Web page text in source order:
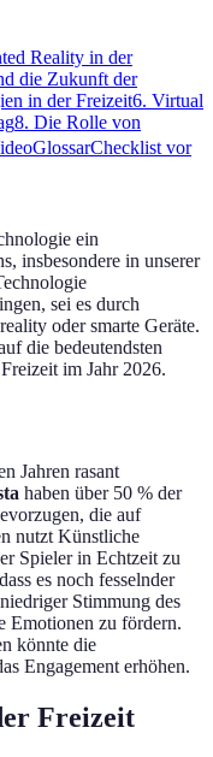
Reality in der
die Zukunft der
in der Freizeit6. Virtual
8. Die Rolle von
GlossarChecklist vor
ein
insbesondere in unserer
sei es durch
oder smarte Geräte.
die bedeutendsten
im Jahr 2026.
Jahren rasant
haben über 50 % der
die auf
nutzt Künstliche
Spieler in Echtzeit zu
es noch fesselnder
Stimmung des
Emotionen zu fördern.
könnte die
Engagement erhöhen.
Freizeit